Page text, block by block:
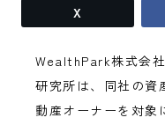
X
WealthPark株式会
研究所は、同社の資
動産オーナーを対象